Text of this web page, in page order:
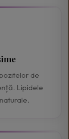
de
Lipidele